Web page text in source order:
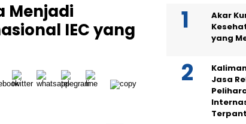
Menjadi
IEC yang
Akar
yang
Jasa